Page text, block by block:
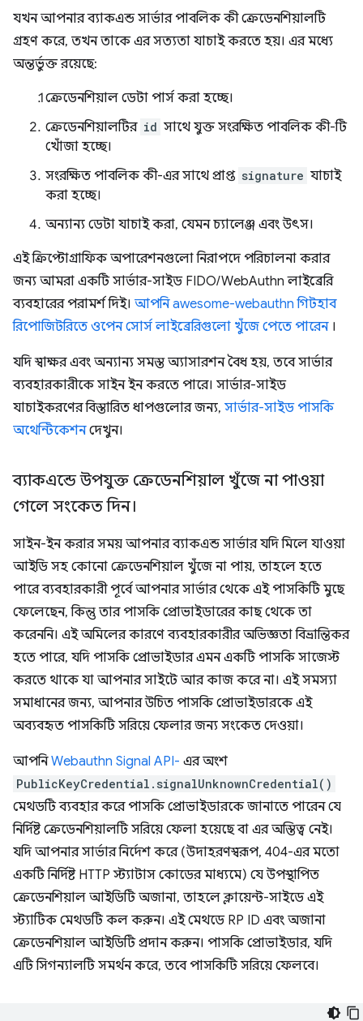
যখন আপনার ব্যাকএন্ড সার্ভার পাবলিক কী ক্রেডেনশিয়ালটি
গ্রহণ করে, তখন তাকে এর সত্যতা যাচাই করতে হয়। এর মধ্যে
অন্তর্ভুক্ত রয়েছে:
ক্রেডেনশিয়াল ডেটা পার্স করা হচ্ছে।
ক্রেডেনশিয়ালটির id সাথে যুক্ত সংরক্ষিত পাবলিক কী-টি
খোঁজা হচ্ছে।
সংরক্ষিত পাবলিক কী-এর সাথে প্রাপ্ত signature যাচাই
করা হচ্ছে।
অন্যান্য ডেটা যাচাই করা, যেমন চ্যালেঞ্জ এবং উৎস।
এই ক্রিপ্টোগ্রাফিক অপারেশনগুলো নিরাপদে পরিচালনা করার
জন্য আমরা একটি সার্ভার-সাইড FIDO/WebAuthn লাইব্রেরি
ব্যবহারের পরামর্শ দিই। আপনি awesome-webauthn গিটহাব
রিপোজিটরিতে ওপেন সোর্স লাইব্রেরিগুলো খুঁজে পেতে পারেন।
যদি স্বাক্ষর এবং অন্যান্য সমস্ত অ্যাসারশন বৈধ হয়, তবে সার্ভার
ব্যবহারকারীকে সাইন ইন করতে পারে। সার্ভার-সাইড
যাচাইকরণের বিস্তারিত ধাপগুলোর জন্য, সার্ভার-সাইড পাসকি
অথেন্টিকেশনদেখুন।
ব্যাকএন্ডে উপযুক্ত ক্রেডেনশিয়াল খুঁজে না পাওয়া
গেলে সংকেত দিন।
সাইন-ইন করার সময় আপনার ব্যাকএন্ড সার্ভার যদি মিলে যাওয়া
আইডি সহ কোনো ক্রেডেনশিয়াল খুঁজে না পায়, তাহলে হতে
পারে ব্যবহারকারী পূর্বে আপনার সার্ভার থেকে এই পাসকিটি মুছে
ফেলেছেন, কিন্তু তার পাসকি প্রোভাইডারের কাছ থেকে তা
করেননি। এই অমিলের কারণে ব্যবহারকারীর অভিজ্ঞতা বিভ্রান্তিকর
হতে পারে, যদি পাসকি প্রোভাইডার এমন একটি পাসকি সাজেস্ট
করতে থাকে যা আপনার সাইটে আর কাজ করে না। এই সমস্যা
সমাধানের জন্য, আপনার উচিত পাসকি প্রোভাইডারকে এই
অব্যবহৃত পাসকিটি সরিয়ে ফেলার জন্য সংকেত দেওয়া।
আপনিWebauthn Signal API- এর অংশ
PublicKeyCredential.signalUnknownCredential()
মেথডটি ব্যবহার করে পাসকি প্রোভাইডারকে জানাতে পারেন যে
নির্দিষ্ট ক্রেডেনশিয়ালটি সরিয়ে ফেলা হয়েছে বা এর অস্তিত্ব নেই।
যদি আপনার সার্ভার নির্দেশ করে (উদাহরণস্বরূপ, 404-এর মতো
একটি নির্দিষ্ট HTTP স্ট্যাটাস কোডের মাধ্যমে) যে উপস্থাপিত
ক্রেডেনশিয়াল আইডিটি অজানা, তাহলে ক্লায়েন্ট-সাইডে এই
স্ট্যাটিক মেথডটি কল করুন। এই মেথডে RP ID এবং অজানা
ক্রেডেনশিয়াল আইডিটি প্রদান করুন। পাসকি প্রোভাইডার, যদি
এটি সিগন্যালটি সমর্থন করে, তবে পাসকিটি সরিয়ে ফেলবে।